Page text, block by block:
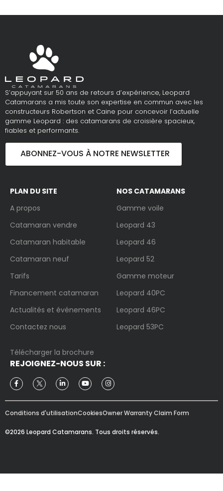
S’appuyant sur 50 ans de retours d’expérience, Leopard
Catamarans a mis toute son expertise en commun avec les
constructeurs Robertson et Caine pour concevoir l’actuelle
gamme Leopard : des catamarans de croisière spacieux,
fiables et performants.
ABONNEZ-VOUS À NOTRE NEWSLETTER
PLAN DU SITE
A propos
Catamaran vendre
Catamaran habitable
Catamaran neuf
Tarifs
Financement catamaran
Actualités et événements
Contactez nous
NOS CATAMARANS
Gamme voile
Leopard 43
Leopard 46
Leopard 52
Gamme moteur
Leopard 40PC
Leopard 46PC
Leopard 53PC
Télécharger la brochure
REJOIGNEZ-NOUS SUR :
Conditions d'utilisationCookiesOwner Warranty Claim Form
©2026 Leopard Catamarans. Tous droits réservés.